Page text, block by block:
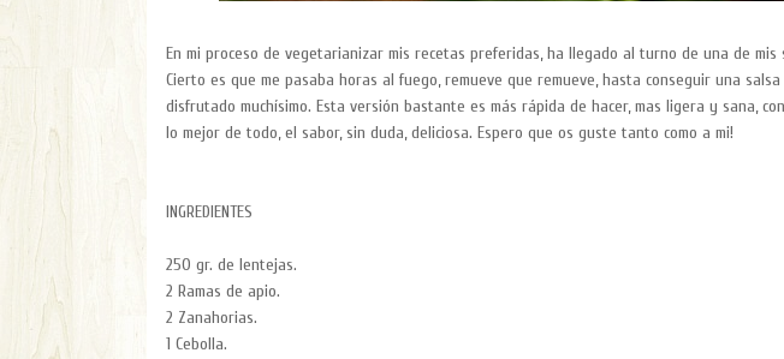
En mi proceso de vegetarianizar mis recetas preferidas, ha llegado al turno de una de
Cierto es que me pasaba horas al fuego, remueve que remueve, hasta conseguir una
disfrutado muchísimo. Esta versión bastante es más rápida de hacer, mas ligera y sana,
lo mejor de todo, el sabor, sin duda, deliciosa. Espero que os guste tanto como a mi!
INGREDIENTES
250 gr. de lentejas.
2 Ramas de apio.
2 Zanahorias.
1 Cebolla.